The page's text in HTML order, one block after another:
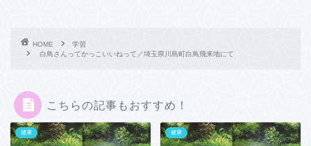
HOME
学習
白鳥さんってかっこいいねって／埼玉県川島町白鳥飛来地にて
こちらの記事もおすすめ！
健康 健康